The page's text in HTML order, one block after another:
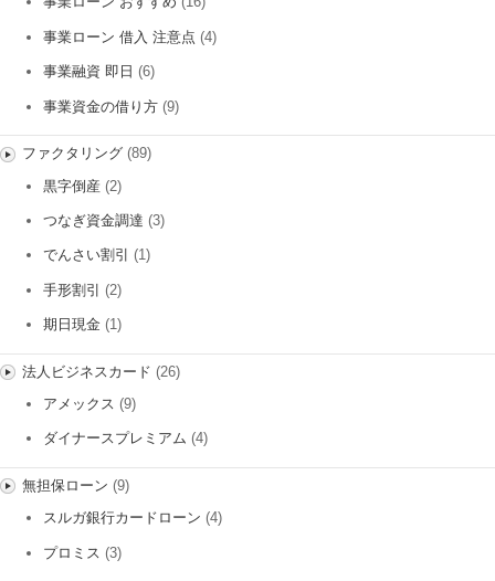
事業ローン 借入 注意点 (4)
事業融資 即日 (6)
事業資金の借り方 (9)
ファクタリング(89)
黒字倒産 (2)
つなぎ資金調達 (3)
でんさい割引 (1)
手形割引 (2)
期日現金 (1)
法人ビジネスカード (26)
アメックス (9)
ダイナースプレミアム (4)
無担保ローン (9)
スルガ銀行カードローン (4)
プロミス (3)